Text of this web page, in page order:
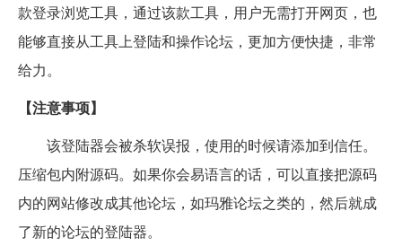
款登录浏览工具，通过该款工具，用户无需打开网页，也
能够直接从工具上登陆和操作论坛，更加方便快捷，非常
给力。
【注意事项】
该登陆器会被杀软误报，使用的时候请添加到信任。
压缩包内附源码。如果你会易语言的话，可以直接把源码
内的网站修改成其他论坛，如玛雅论坛之类的，然后就成
了新的论坛的登陆器。